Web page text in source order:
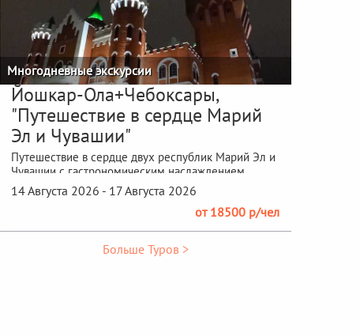
Многодневные экскурсии
Йошкар-Ола+Чебоксары,
"Путешествие в сердце Марий
Эл и Чувашии"
Путешествие в сердце двух республик Марий Эл и
Чувашии с гастрономическим наслаждением
фестиваля "ЙОШКА-ЕШ"
14 Августа 2026 - 17 Августа 2026
от 18500 р/чел
Больше Туров >